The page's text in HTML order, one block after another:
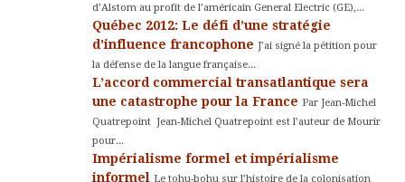
d’Alstom au profit de l’américain General Electric (GE),...
Québec 2012: Le défi d’une stratégie
d’influence francophone J’ai signé la pétition pour
la défense de la langue française...
L’accord commercial transatlantique sera
une catastrophe pour la France Par Jean-Michel
Quatrepoint Jean-Michel Quatrepoint est l’auteur de Mourir
pour...
Impérialisme formel et impérialisme
informel Le tohu-bohu sur l’histoire de la colonisation